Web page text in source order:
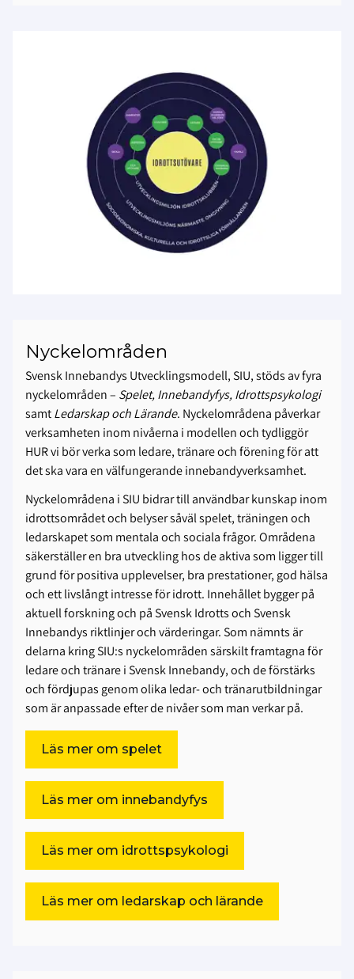
Nyckelområden
Svensk Innebandys Utvecklingsmodell, SIU, stöds av fyra
nyckelområden – Spelet, Innebandyfys, Idrottspsykologi
samtLedarskap och Lärande. Nyckelområdena påverkar
verksamheten inom nivåerna i modellen och tydliggör
HUR vi bör verka som ledare, tränare och förening för att
det ska vara en välfungerande innebandyverksamhet.
Nyckelområdena i SIU bidrar till användbar kunskap inom
idrottsområdet och belyser såväl spelet, träningen och
ledarskapet som mentala och sociala frågor. Områdena
säkerställer en bra utveckling hos de aktiva som ligger till
grund för positiva upplevelser, bra prestationer, god hälsa
och ett livslångt intresse för idrott. Innehållet bygger på
aktuell forskning och på Svensk Idrotts och Svensk
Innebandys riktlinjer och värderingar. Som nämnts är
delarna kring SIU:s nyckelområden särskilt framtagna för
ledare och tränare i Svensk Innebandy, och de förstärks
och fördjupas genom olika ledar- och tränarutbildningar
som är anpassade efter de nivåer som man verkar på.
Läs mer om spelet
Läs mer om innebandyfys
Läs mer om idrottspsykologi
Läs mer om ledarskap och lärande